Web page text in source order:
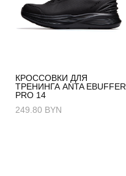
КРОССОВКИ ДЛЯ
ТРЕНИНГА ANTA EBUFFER
PRO 14
249.80 BYN